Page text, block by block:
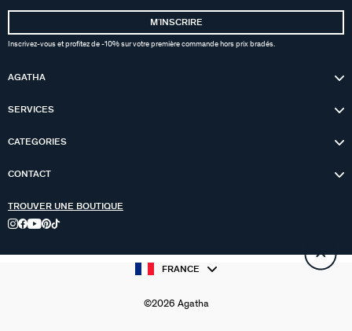
MʼINSCRIRE
Inscrivez-vous et profitez de -10% sur votre première commande hors prix bradés.
AGATHA
SERVICES
CATEGORIES
CONTACT
TROUVER UNE BOUTIQUE
FRANCE
©2026 Agatha